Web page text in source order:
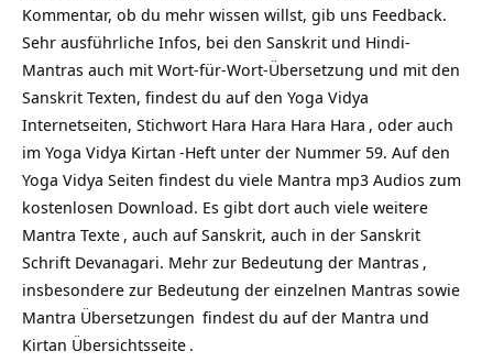
Kommentar, ob du mehr wissen willst, gib uns Feedback.
Sehr ausführliche Infos, bei den Sanskrit und Hindi-
Mantras auch mit Wort-für-Wort-Übersetzung und mit den
Sanskrit Texten, findest du auf den Yoga Vidya
Internetseiten, Stichwort Hara Hara Hara Hara , oder auch
im Yoga Vidya Kirtan -Heft unter der Nummer 59. Auf den
Yoga Vidya Seiten findest du viele Mantra mp3 Audios zum
kostenlosen Download. Es gibt dort auch viele weitere
Mantra Texte , auch auf Sanskrit, auch in der Sanskrit
Schrift Devanagari. Mehr zur Bedeutung der Mantras ,
insbesondere zur Bedeutung der einzelnen Mantras sowie
Mantra Übersetzungen findest du aufder Mantra und
Kirtan Übersichtsseite .